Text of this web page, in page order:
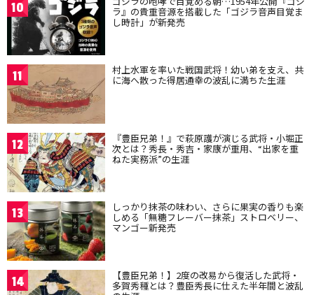
10 ラ』の貴重音源を搭載した「ゴジラ音声目覚ま
し時計」が新発売
11 村上水軍を率いた戦国武将！幼い弟を支え、共
に海へ散った得居通幸の波乱に満ちた生涯
12 『豊臣兄弟！』で萩原護が演じる武将・小堀正
次とは？秀長・秀吉・家康が重用、“出家を重
ねた実務派”の生涯
13 しっかり抹茶の味わい、さらに果実の香りも楽
しめる「無糖フレーバー抹茶」ストロベリー、
マンゴー新発売
14 【豊臣兄弟！】2度の改易から復活した武将・
多賀秀種とは？豊臣秀長に仕えた半年間と波乱